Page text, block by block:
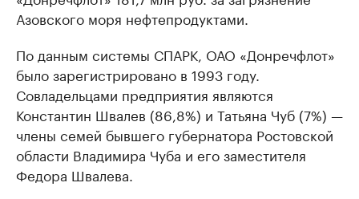
Азовского моря нефтепродуктами.
По данным системы СПАРК, ОАО «Донречфлот»
было зарегистрировано в 1993 году.
Совладельцами предприятия являются
Константин Швалев (86,8%) и Татьяна Чуб (7%) —
члены семей бывшего губернатора Ростовской
области Владимира Чуба и его заместителя
Федора Швалева.